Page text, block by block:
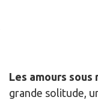
Les amours sous
grande solitude,